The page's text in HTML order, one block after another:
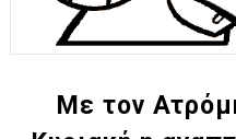
Με τον